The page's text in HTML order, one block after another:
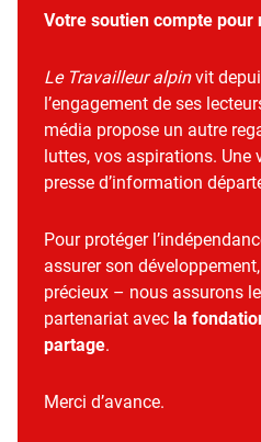
Votre soutien compte pour
Le Travailleur alpinvit
l’engagement de ses
média propose un autre
luttes, vos aspirations. Une
presse d’information
Pour protéger
assurer son
précieux – nous assurons
partenariat avec la
partage.
Merci d’avance.